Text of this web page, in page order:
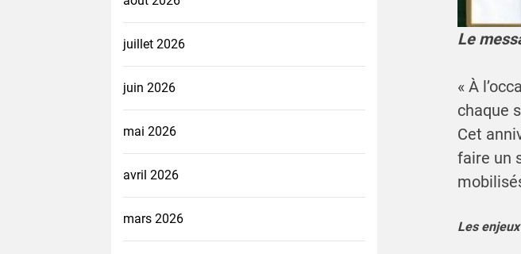
Le
« À
chaque
Cet
faire un
Les
juillet 2026
juin 2026
mai 2026
avril 2026
mars 2026